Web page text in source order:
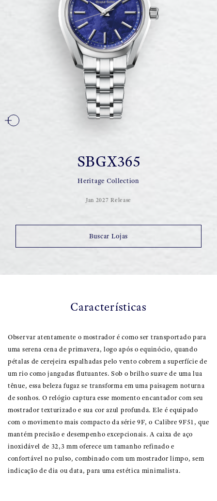
SBGX365
Heritage Collection
Jan 2027 Release
Buscar Lojas
Características
Observar atentamente o mostrador é como ser transportado para
uma serena cena de primavera, logo após o equinócio, quando
pétalas de cerejeira espalhadas pelo vento cobrem a superfície de
um rio como jangadas flutuantes. Sob o brilho suave de uma lua
tênue, essa beleza fugaz se transforma em uma paisagem noturna
de sonhos. O relógio captura esse momento encantador com seu
mostrador texturizado e sua cor azul profunda. Ele é equipado
com o movimento mais compacto da série 9F, o Calibre 9F51, que
mantém precisão e desempenho excepcionais. A caixa de aço
inoxidável de 32,3 mm oferece um tamanho refinado e
confortável no pulso, combinado com um mostrador limpo, sem
indicação de dia ou data, para uma estética minimalista.